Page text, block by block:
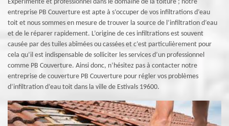
Expérimenté et professionnel dans le domaine de la toiture ; notre
entreprise PB Couverture est apte à s’occuper de vos infiltrations d’eau
toit et nous sommes en mesure de trouver la source de l’infiltration d’eau
et de le réparer rapidement. L’origine de ces infiltrations est souvent
causée par des tuiles abîmées ou cassées et c’est particulièrement pour
cela qu’il est indispensable de solliciter les services d’un professionnel
comme PB Couverture. Ainsi donc, n’hésitez pas à contacter notre
entreprise de couverture PB Couverture pour régler vos problèmes
d’infiltration d’eau toit dans la ville de Estivals 19600.